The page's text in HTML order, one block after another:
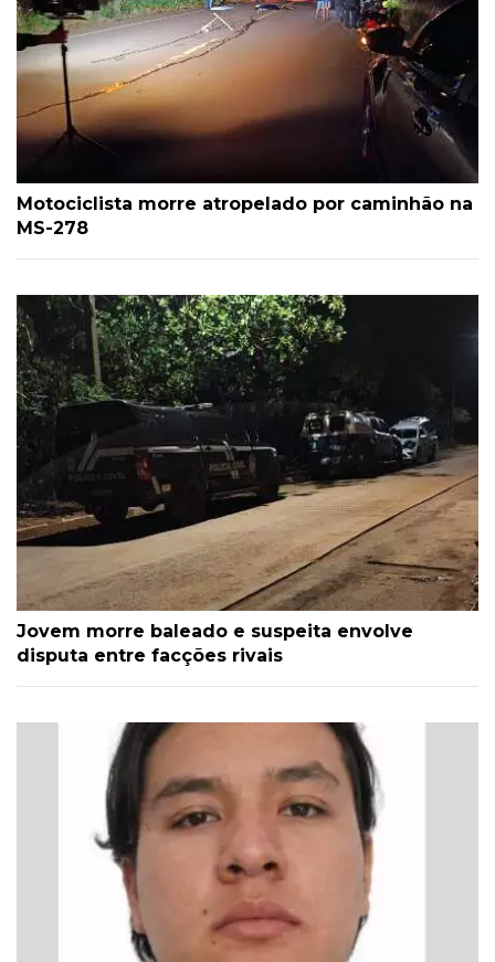
Motociclista morre atropelado por caminhão na
MS-278
Jovem morre baleado e suspeita envolve
disputa entre facções rivais